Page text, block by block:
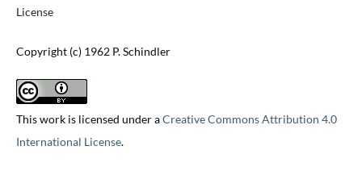
License
Copyright (c) 1962 P. Schindler
This work is licensed under aCreative Commons Attribution 4.0
International License.